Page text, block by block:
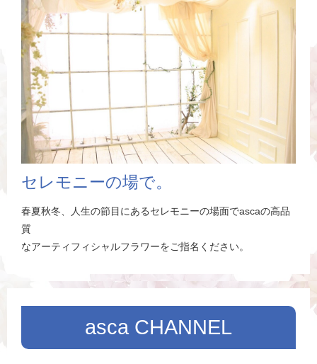
セレモニーの場で。
春夏秋冬、人生の節目にあるセレモニーの場面でascaの高品
質
なアーティフィシャルフラワーをご指名ください。
asca CHANNEL